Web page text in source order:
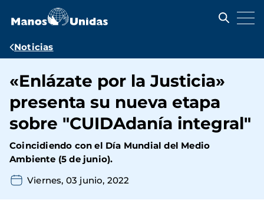
contenido
Ruta
navegación
Noticias
«Enlázate por la Justicia»
presenta su nueva etapa
sobre "CUIDAdanía integral"
Coincidiendo con el Día Mundial del Medio
Ambiente (5 de junio).
Viernes, 03 junio, 2022